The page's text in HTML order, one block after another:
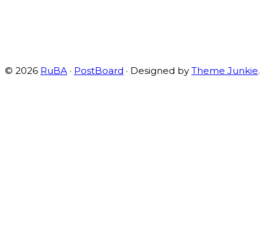
© 2026 RuBA · PostBoard · Designed by Theme Junkie.